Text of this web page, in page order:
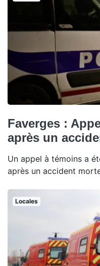
Faverges :
après un
Un appel à témoins a
après un accident
Locales